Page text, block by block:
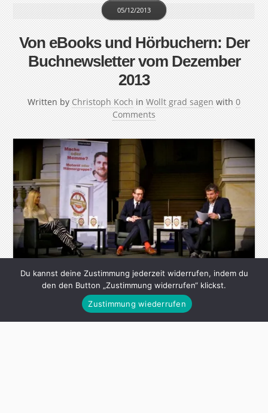
Von eBooks und Hörbuchern: Der
Buchnewsletter vom Dezember
2013
Written by Christoph Koch
05/12/2013
in Wollt grad sagen with 0
Comments
In diesem Newsletter gibt es einmal pro Monat
Neuigkeiten über meine Bücher „Ich bin dann mal
Du kannst deine Zustimmung jederzeit widerrufen, indem du
den den Button „Zustimmung widerrufen“ klickst.
Zustimmung wiederrufen